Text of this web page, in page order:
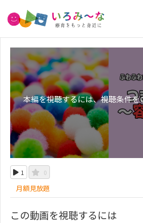
本編を視聴するには、視聴条件を
1 0
月額見放題
この動画を視聴するには